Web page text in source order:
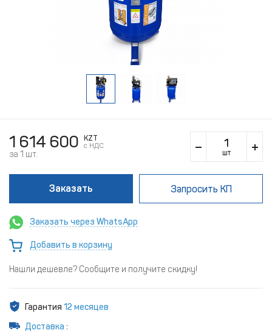
1 614 600
KZT
c НДС
за 1 шт. шт
Заказать Запросить КП
Заказать через WhatsApp
Добавить в корзину
Нашли дешевле? Сообщите и получите скидку!
Гарантия 12 месяцев
Доставка :